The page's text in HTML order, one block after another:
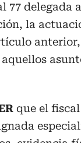
77 delegada
la
que el